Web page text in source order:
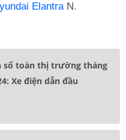
ElantraN.
số toàn thị trường tháng
Xe điện dẫn đầu